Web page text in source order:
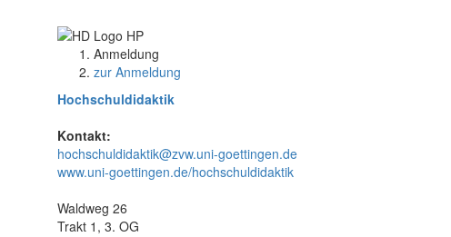
Anmeldung
zur Anmeldung
Hochschuldidaktik
Kontakt:
hochschuldidaktik@zvw.uni-goettingen.de
www.uni-goettingen.de/hochschuldidaktik
Waldweg 26
Trakt 1, 3. OG